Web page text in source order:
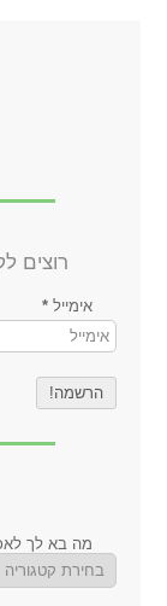
רוצים
אימייל*
מה בא לך